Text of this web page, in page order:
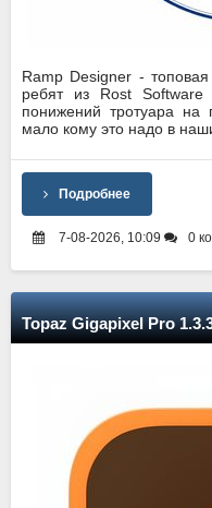
Ramp Designer -
ребят из Rost Software
понижений тротуара
мало кому это надо в
Подробнее
7-08-2026, 10:09 0
Topaz Gigapixel Pro